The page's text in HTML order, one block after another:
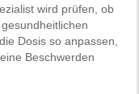
wird prüfen, ob
Dosis so anpassen,
Beschwerden